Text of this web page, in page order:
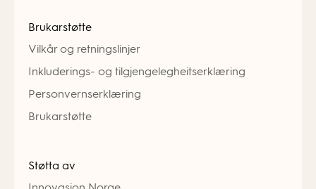
Brukarstøtte
Vilkår og retningslinjer
Inkluderings- og tilgjengelegheitserklæring
Personvernserklæring
Brukarstøtte
Støtta av